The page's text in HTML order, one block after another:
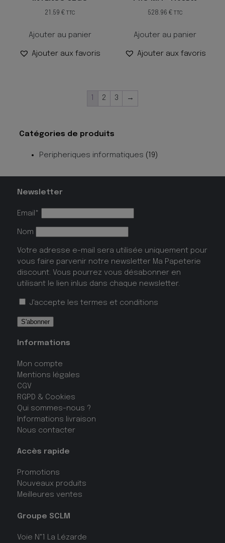
21.59 € TTC
Ajouter au panier
Ajouter aux favoris
528.96 € TTC
Ajouter au panier
Ajouter aux favoris
1 2 3 →
Catégories de produits
Peripheriques informatiques (19)
Newsletter
Email*
Nom
Votre adresse e-mail sera utilisée uniquement pour
vous faire parvenir notre newsletter Ma Papeterie
discount. Vous pourrez vous désabonner en
utilisant le lien inlus dans chaque newsletter.
J'accepte les termes et conditions
Informations
Mon compte
Mentions légales
CGV
RGPD & Cookies
Qui sommes-nous ?
Informations livraison
Nous contacter
Accès rapide
Promotions
Nouveaux produits
Meilleures ventes
Groupe SCLM
Voie N°1 La Lézarde